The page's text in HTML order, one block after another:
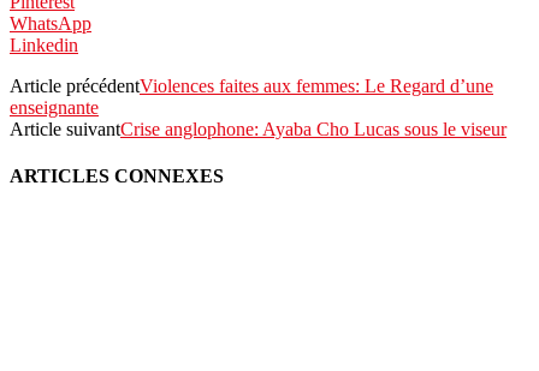
WhatsApp
Linkedin
Article précédentViolences faites aux femmes: Le Regard d’une
enseignante
Article suivantCrise anglophone: Ayaba Cho Lucas sous le viseur
ARTICLES CONNEXES